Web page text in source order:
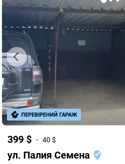
399 $ 40 $
ул. Палия Семена
ПЕРЕВІРЕНИЙ ГАРАЖ